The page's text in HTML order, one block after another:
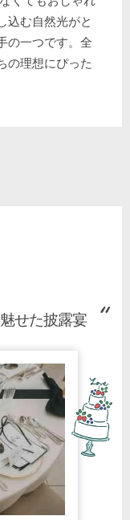
込む自然光がと
の一つです。全
の理想にぴった
せた披露宴